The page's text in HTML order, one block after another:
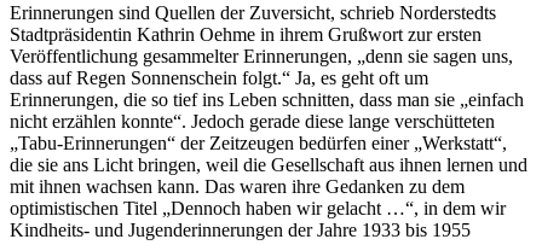
Erinnerungen sind Quellen der Zuversicht, schrieb Norderstedts
Stadtpräsidentin Kathrin Oehme in ihrem Grußwort zur ersten
Veröffentlichung gesammelter Erinnerungen,
denn sie sagen uns,
dass auf Regen Sonnenschein folgt.
Ja, es geht oft um
Erinnerungen, die so tief ins Leben schnitten, dass man sie
einfach
nicht erzählen konnte . Jedoch gerade diese lange verschütteten
Tabu-Erinnerungen
der Zeitzeugen bedürfen einer Werkstatt ,
die sie ans Licht bringen, weil die Gesellschaft aus ihnen lernen und
mit ihnen wachsen kann. Das waren ihre Gedanken zu dem
optimistischen Titel
Dennoch haben wir gelacht … , in dem wir
Kindheits- und Jugenderinnerungen der Jahre 1933 bis 1955